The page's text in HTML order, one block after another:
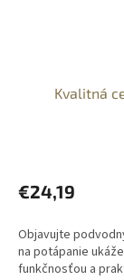
Kvalitná
€24,19
Objavujte
na potápanie
funkčnosťou a